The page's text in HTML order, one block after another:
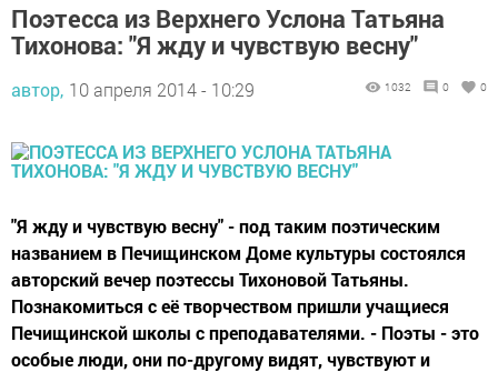
Поэтесса из Верхнего Услона Татьяна
Тихонова: "Я жду и чувствую весну"
автор, 10 апреля 2014 - 10:29 1032 0 0
"Я жду и чувствую весну" - под таким поэтическим
названием в Печищинском Доме культуры состоялся
авторский вечер поэтессы Тихоновой Татьяны.
Познакомиться с её творчеством пришли учащиеся
Печищинской школы с преподавателями. - Поэты - это
особые люди, они по-другому видят, чувствуют и